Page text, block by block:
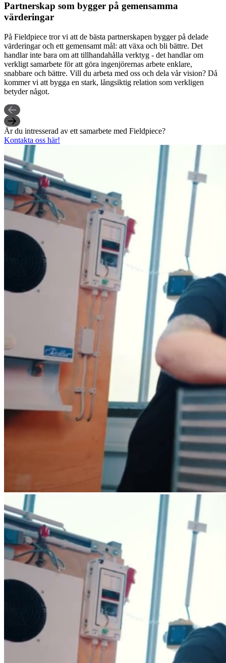
Partnerskap som bygger på gemensamma
värderingar
På Fieldpiece tror vi att de bästa partnerskapen bygger på delade
värderingar och ett gemensamt mål: att växa och bli bättre. Det
handlar inte bara om att tillhandahålla verktyg - det handlar om
verkligt samarbete för att göra ingenjörernas arbete enklare,
snabbare och bättre. Vill du arbeta med oss och dela vår vision? Då
kommer vi att bygga en stark, långsiktig relation som verkligen
betyder något.
Är du intresserad av ett samarbete med Fieldpiece?
Kontakta oss här!